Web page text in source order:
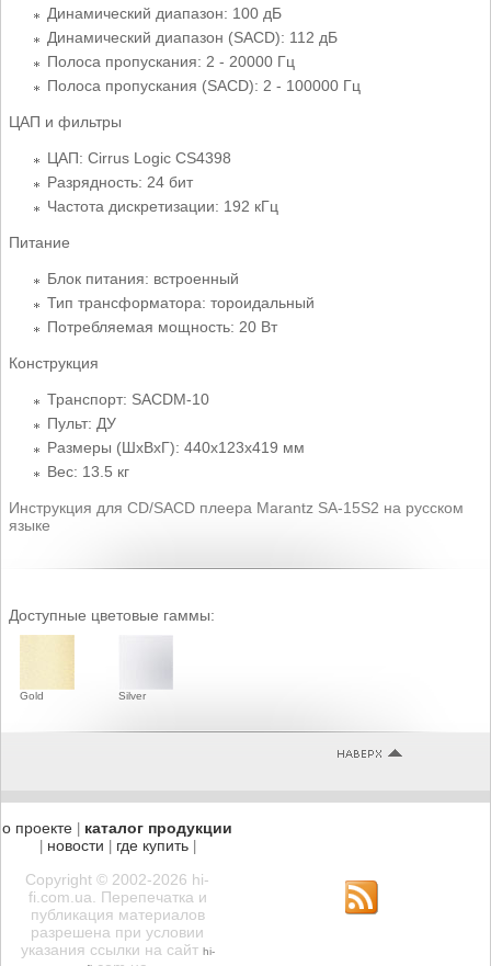
Динамический диапазон: 100 дБ
Динамический диапазон (SACD): 112 дБ
Полоса пропускания: 2 - 20000 Гц
Полоса пропускания (SACD): 2 - 100000 Гц
ЦАП и фильтры
ЦАП: Cirrus Logic CS4398
Разрядность: 24 бит
Частота дискретизации: 192 кГц
Питание
Блок питания: встроенный
Тип трансформатора: тороидальный
Потребляемая мощность: 20 Вт
Конструкция
Транспорт: SACDM-10
Пульт: ДУ
Размеры (ШхВхГ): 440x123x419 мм
Вес: 13.5 кг
Инструкция для CD/SACD плеера Marantz SA-15S2 на русском
языке
Доступные цветовые гаммы:
Gold Silver
о проекте каталог продукции
новости где купить|
Copyright © 2002-2026 hi-
fi.com.ua. Перепечатка и
публикация материалов
разрешена при условии
указания ссылки на сайт hi-